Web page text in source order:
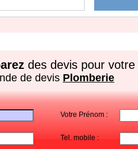
des devis pour votre
de devis Plomberie
Votre Prénom :
Tel. mobile :